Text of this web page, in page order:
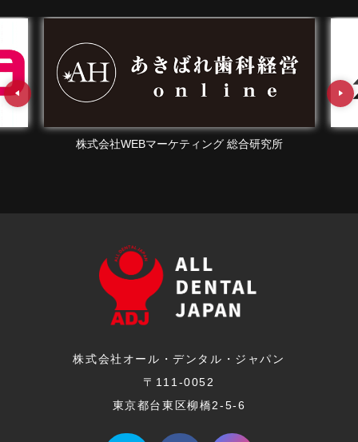
株式会社WEBマーケティング 総合研究所
株式会社オール・デンタル・ジャパン
〒111-0052
東京都台東区柳橋2-5-6